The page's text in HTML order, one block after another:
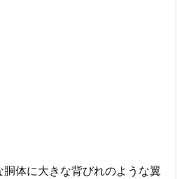
胴体に大きな背びれのような翼